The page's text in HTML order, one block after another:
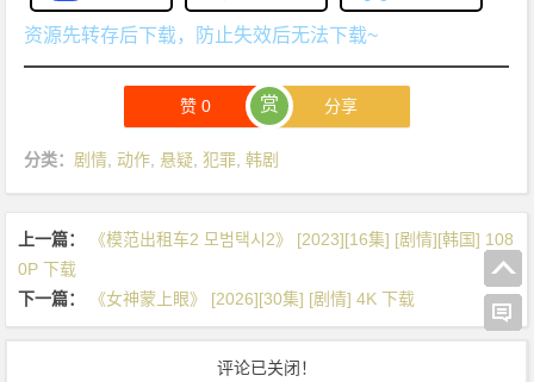
资源先转存后下载，防止失效后无法下载~
赞0 赏 分享
分类： 剧情 ,动作 悬疑 ,犯罪 ,韩剧
上一篇：
《模范出租车2 모범택시2》 [2023][16集] [剧情][韩国] 108
0P 下载
下一篇：
《女神蒙上眼》 [2026][30集] [剧情] 4K 下载
评论已关闭！